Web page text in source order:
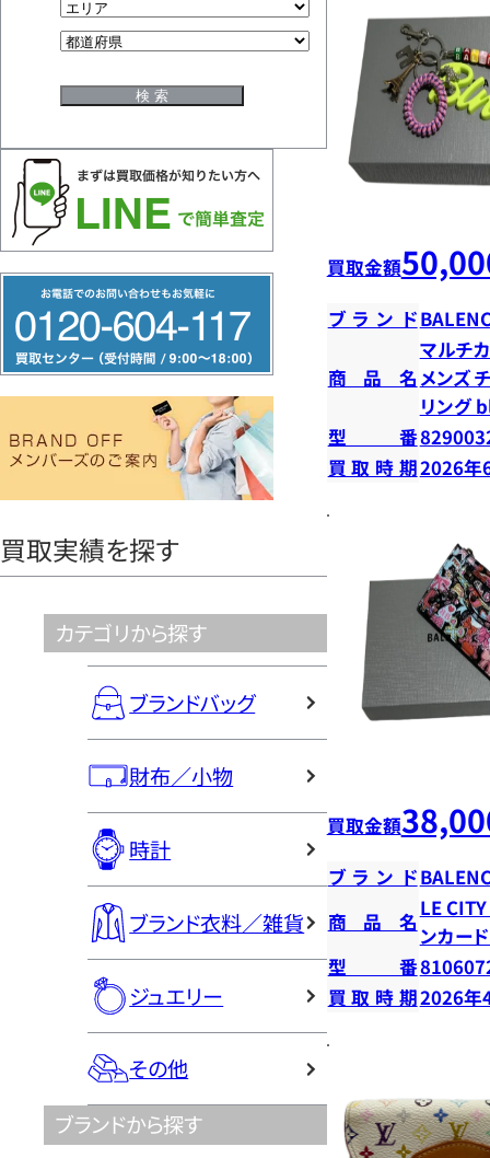
リ
ー
ヤ
買取実績を探す
カテゴリから探す
ブランドバッグ
財布／小物
時計
ブランド衣料／雑貨
ジュエリー
その他
ブランドから探す
買取金額
ブランド
商品名
マルチ
メンズ
リング
型番
買取時期2026年
買取金額
ブランド
商品名
LE
ンカー
型番
買取時期2026年